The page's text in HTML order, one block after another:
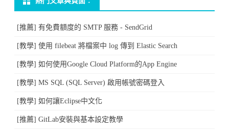
體
中
文
分
詞〉
中
[推薦] 有免費額度的 SMTP 服務 - SendGrid
[教學] 使用 filebeat 將檔案中 log 傳到 Elastic Search
[教學] 如何使用Google Cloud Platform的App Engine
[教學] MS SQL (SQL Server) 啟用帳號密碼登入
[教學] 如何讓Eclipse中文化
[推薦] GitLab安裝與基本設定教學